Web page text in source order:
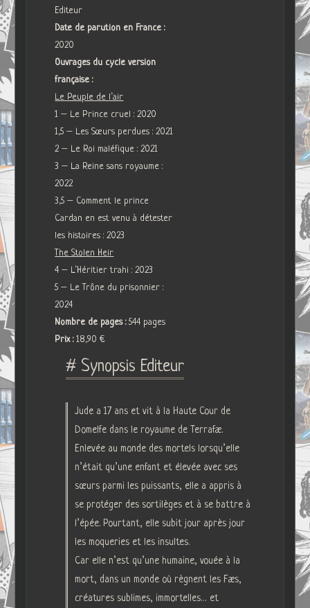
Editeur
Date de parution en France :
2020
Ouvrages du cycle version
française :
Le Peuple de l’air
1 – Le Prince cruel : 2020
1,5 – Les Sœurs perdues : 2021
2 – Le Roi maléfique : 2021
3 – La Reine sans royaume :
2022
3,5 – Comment le prince
Cardan en est venu à détester
les histoires : 2023
The Stolen Heir
4 – L’Héritier trahi : 2023
5 – Le Trône du prisonnier :
2024
Nombre de pages :544 pages
Prix :18,90 €
# Synopsis Editeur
Jude a 17 ans et vit à la Haute Cour de
Domelfe dans le royaume de Terrafæ.
Enlevée au monde des mortels lorsqu’elle
n’était qu’une enfant et élevée avec ses
sœurs parmi les puissants, elle a appris à
se protéger des sortilèges et à se battre à
l’épée. Pourtant, elle subit jour après jour
les moqueries et les insultes.
Car elle n’est qu’une humaine, vouée à la
mort, dans un monde où règnent les Fæs,
créatures sublimes, immortelles… et